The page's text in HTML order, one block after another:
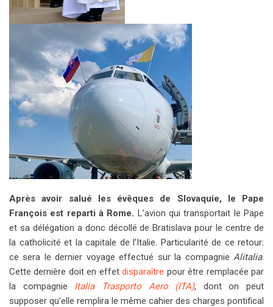
Après avoir salué les évêques de Slovaquie, le Pape
François est reparti à Rome. L’avion qui transportait le Pape
et sa délégation a donc décollé de Bratislava pour le centre de
la catholicité et la capitale de l’Italie. Particularité de ce retour:
ce sera le dernier voyage effectué sur la compagnie Alitalia.
Cette dernière doit en effetdisparaître pour être remplacée par
la compagnie Italia Trasporto Aero (ITA), dont on peut
supposer qu’elle remplira le même cahier des charges pontifical